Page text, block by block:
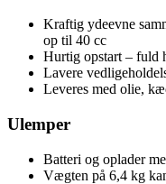
Kraftig ydeevne
op til 40 cc
Hurtig opstart – fuld
Lavere
Leveres med olie,
Ulemper
Batteri og oplader
Vægten på 6,4 kg